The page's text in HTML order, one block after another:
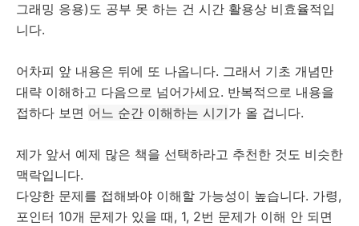
그래밍 응용)도 공부 못 하는 건 시간 활용상 비효율적입
니다.
어차피 앞 내용은 뒤에 또 나옵니다. 그래서 기초 개념만
대략 이해하고 다음으로 넘어가세요. 반복적으로 내용을
접하다 보면 어느 순간 이해하는 시기가 올 겁니다.
제가 앞서 예제 많은 책을 선택하라고 추천한 것도 비슷한
맥락입니다.
다양한 문제를 접해봐야 이해할 가능성이 높습니다. 가령,
포인터 10개 문제가 있을 때, 1, 2번 문제가 이해 안 되면